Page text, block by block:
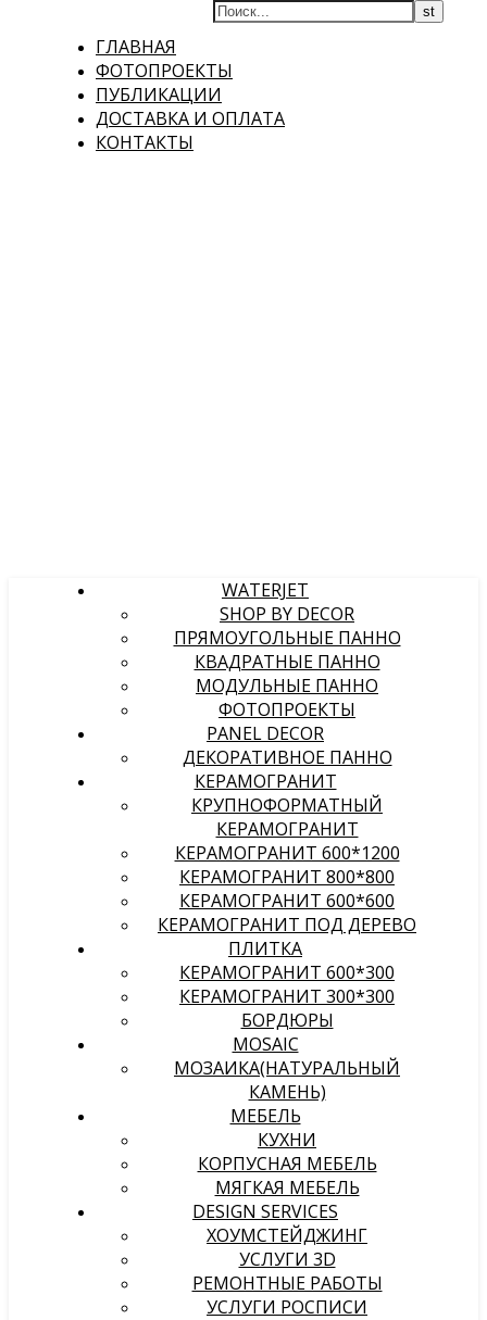
ГЛАВНАЯ
ФОТОПРОЕКТЫ
ПУБЛИКАЦИИ
ДОСТАВКА И ОПЛАТА
КОНТАКТЫ
WATERJET
SHOP BY DECOR
ПРЯМОУГОЛЬНЫЕ ПАННО
КВАДРАТНЫЕ ПАННО
МОДУЛЬНЫЕ ПАННО
ФОТОПРОЕКТЫ
PANEL DECOR
ДЕКОРАТИВНОЕ ПАННО
КЕРАМОГРАНИТ
КРУПНОФОРМАТНЫЙ
КЕРАМОГРАНИТ
КЕРАМОГРАНИТ 600*1200
КЕРАМОГРАНИТ 800*800
КЕРАМОГРАНИТ 600*600
КЕРАМОГРАНИТ ПОД ДЕРЕВО
ПЛИТКА
КЕРАМОГРАНИТ 600*300
КЕРАМОГРАНИТ 300*300
БОРДЮРЫ
MOSAIC
МОЗАИКА(НАТУРАЛЬНЫЙ
КАМЕНЬ)
МЕБЕЛЬ
КУХНИ
КОРПУСНАЯ МЕБЕЛЬ
МЯГКАЯ МЕБЕЛЬ
DESIGN SERVICES
ХОУМСТЕЙДЖИНГ
УСЛУГИ 3D
РЕМОНТНЫЕ РАБОТЫ
УСЛУГИ РОСПИСИ